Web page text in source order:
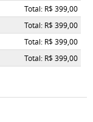
Total: R$ 399,00
Total: R$ 399,00
Total: R$ 399,00
Total: R$ 399,00